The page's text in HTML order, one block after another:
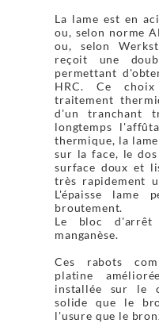
La lame est en
ou, selon norme
ou, selon
reçoit une
permettant
HRC. Ce
traitement
d'un tranchant
longtemps
thermique, la
sur la face, le
surface doux et
très rapidement
L'épaisse lame
broutement.
Le bloc d'arrêt
manganèse.
Ces rabots
platine
installée sur le
solide que le
l'usure que le